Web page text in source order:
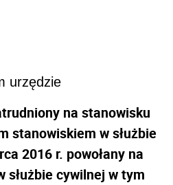
urzędzie
na stanowisku
stanowiskiem w służbie
2016 r. powołany na
służbie cywilnej w tym